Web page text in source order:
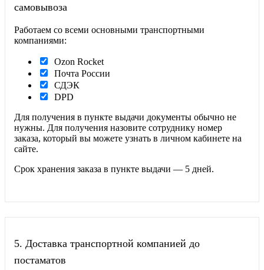
самовывоза
Работаем со всеми основными транспортными
компаниями:
Ozon Rocket
Почта России
СДЭК
DPD
Для получения в пункте выдачи документы обычно не
нужны. Для получения назовите сотруднику номер
заказа, который вы можете узнать в личном кабинете на
сайте.
Срок хранения заказа в пункте выдачи — 5 дней.
5. Доставка транспортной компанией до
постаматов